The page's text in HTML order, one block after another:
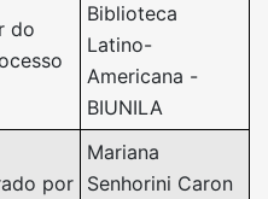
do
Biblioteca
Latino-
Americana -
BIUNILA
por
Mariana
Senhorini Caron